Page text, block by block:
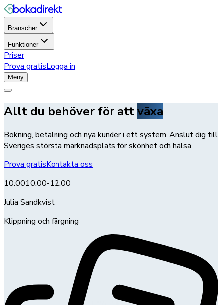
Branscher
Funktioner
Priser
Prova gratisLogga in
Meny
Allt du behöver för attväxa
Bokning, betalning och nya kunder i ett system. Anslut dig till
Sveriges största marknadsplats för skönhet och hälsa.
Prova gratisKontakta oss
10:0010:00-12:00
Julia Sandkvist
Klippning och färgning